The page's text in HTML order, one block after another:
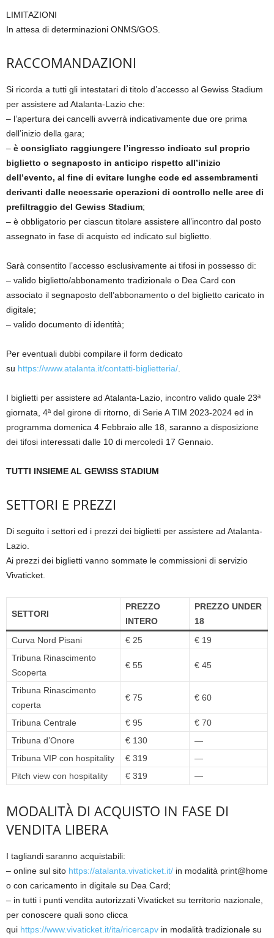
LIMITAZIONI
In attesa di determinazioni ONMS/GOS.
RACCOMANDAZIONI
Si ricorda a tutti gli intestatari di titolo d’accesso al Gewiss Stadium
per assistere ad Atalanta-Lazio che:
– l’apertura dei cancelli avverrà indicativamente due ore prima
dell’inizio della gara;
– è consigliato raggiungere l’ingresso indicato sul proprio
biglietto o segnaposto in anticipo rispetto all’inizio
dell’evento, al fine di evitare lunghe code ed assembramenti
derivanti dalle necessarie operazioni di controllo nelle aree di
prefiltraggio del Gewiss Stadium;
– è obbligatorio per ciascun titolare assistere all’incontro dal posto
assegnato in fase di acquisto ed indicato sul biglietto.
Sarà consentito l’accesso esclusivamente ai tifosi in possesso di:
– valido biglietto/abbonamento tradizionale o Dea Card con
associato il segnaposto dell’abbonamento o del biglietto caricato in
digitale;
– valido documento di identità;
Per eventuali dubbi compilare il form dedicato
su https://www.atalanta.it/contatti-biglietteria/
I biglietti per assistere ad Atalanta-Lazio, incontro valido quale 23ª
giornata, 4ª del girone di ritorno, di Serie A TIM 2023-2024 ed in
programma domenica 4 Febbraio alle 18, saranno a disposizione
dei tifosi interessati dalle 10 di mercoledì 17 Gennaio.
TUTTI INSIEME AL GEWISS STADIUM
SETTORI E PREZZI
Di seguito i settori ed i prezzi dei biglietti per assistere ad Atalanta-
Lazio.
Ai prezzi dei biglietti vanno sommate le commissioni di servizio
Vivaticket.
SETTORI
PREZZO
INTERO
PREZZO UNDER
18
Curva Nord Pisani
€ 25
€ 19
Tribuna Rinascimento
Scoperta
€ 55 € 45
Tribuna Rinascimento
coperta
€ 75 € 60
Tribuna Centrale € 95
€ 70
Tribuna d’Onore
€ 130
—
Tribuna VIP con hospitality
€ 319
—
Pitch view con hospitality
€ 319 —
MODALITÀ DI ACQUISTO IN FASE DI
VENDITA LIBERA
I tagliandi saranno acquistabili:
– online sul sito https://atalanta.vivaticket.it/ in modalità print@home
o con caricamento in digitale su Dea Card;
– in tutti i punti vendita autorizzati Vivaticket su territorio nazionale,
per conoscere quali sono clicca
qui https://www.vivaticket.it/ita/ricercapv in modalità tradizionale su